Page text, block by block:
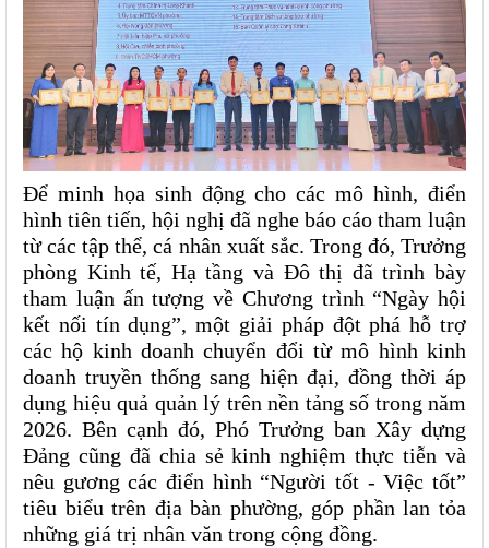
Để minh họa sinh động cho các mô hình, điển
hình tiên tiến, hội nghị đã nghe báo cáo tham luận
từ các tập thể, cá nhân xuất sắc. Trong đó, Trưởng
phòng Kinh tế, Hạ tầng và Đô thị đã trình bày
tham luận ấn tượng về Chương trình “Ngày hội
kết nối tín dụng”, một giải pháp đột phá hỗ trợ
các hộ kinh doanh chuyển đổi từ mô hình kinh
doanh truyền thống sang hiện đại, đồng thời áp
dụng hiệu quả quản lý trên nền tảng số trong năm
2026. Bên cạnh đó, Phó Trưởng ban Xây dựng
Đảng cũng đã chia sẻ kinh nghiệm thực tiễn và
nêu gương các điển hình “Người tốt - Việc tốt”
tiêu biểu trên địa bàn phường, góp phần lan tỏa
những giá trị nhân văn trong cộng đồng.